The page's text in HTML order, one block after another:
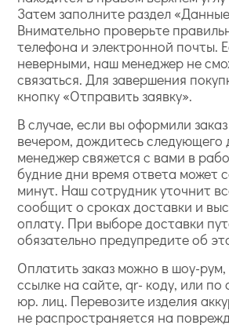
Затем заполните раздел
Внимательно проверьте
телефона и электронной почты.
неверными, наш менеджер не
связаться. Для завершения
кнопку «Отправить заявку».
В случае, если вы оформили
вечером, дождитесь
менеджер свяжется с вами в
будние дни время ответа может
минут. Наш сотрудник уточнит
сообщит о сроках доставки и
оплату. При выборе доставки
обязательно предупредите об
Оплатить заказ можно в шоу-
ссылке на сайте, qr- коду, или по
юр. лиц. Перевозите изделия
не распространяется на